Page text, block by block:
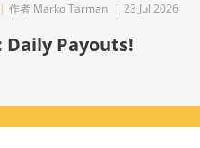
| 作者 Marko Tarman | 23 Jul 2026
Payouts!